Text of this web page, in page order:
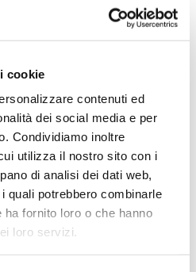
cookie
contenuti ed
dei social media e per
Condividiamo inoltre
utilizza il nostro sito con i
di analisi dei dati web,
quali potrebbero combinarle
fornito loro o che hanno
loro servizi.
marmo, in gres porcellanato
Pearl 7,3x60 cm - Newdecò,
Ceramica Sant'Agostino
simili
-30%